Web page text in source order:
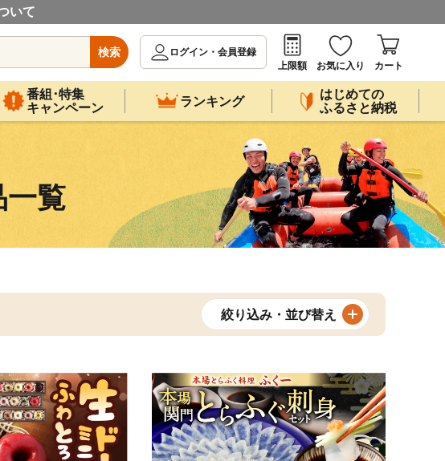
いて
検索
ログイン・会員登録
上限額
お気に入り カート
番組･特集
キャンペーン
ランキング
はじめての
ふるさと納税
一覧
絞り込み・並び替え